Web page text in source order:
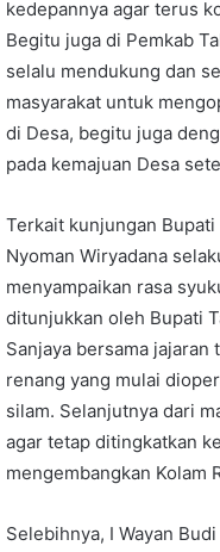
kedepannya agar terus
Begitu juga di Pemkab
selalu mendukung dan
masyarakat untuk
di Desa, begitu juga
pada kemajuan Desa
Terkait kunjungan Bupati
Nyoman Wiryadana
menyampaikan rasa
ditunjukkan oleh Bupati
Sanjaya bersama
renang yang mulai
silam. Selanjutnya dari
agar tetap ditingkatkan
mengembangkan Kolam
Selebihnya, I Wayan